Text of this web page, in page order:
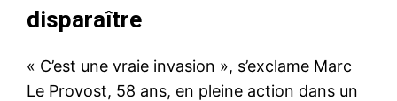
disparaître
« C’est une vraie invasion », s’exclame Marc
Le Provost, 58 ans, en pleine action dans un